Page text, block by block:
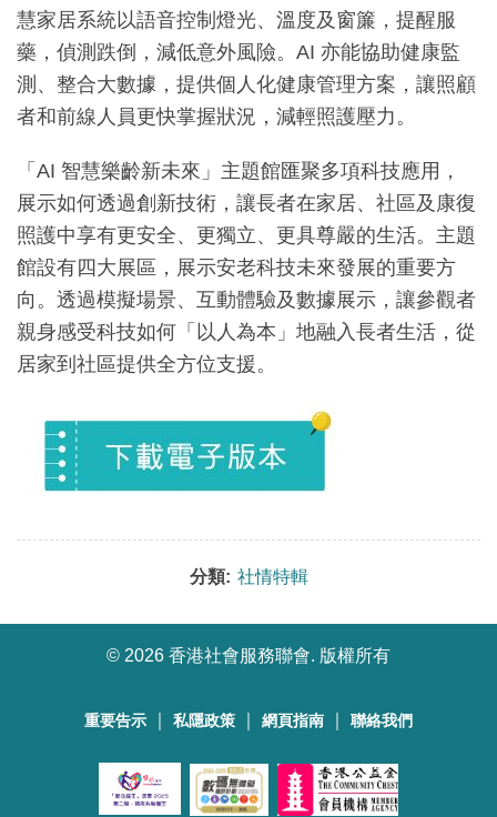
慧家居系統以語音控制燈光、溫度及窗簾，提醒服
藥，偵測跌倒，減低意外風險。AI 亦能協助健康監
測、整合大數據，提供個人化健康管理方案，讓照顧
者和前線人員更快掌握狀況，減輕照護壓力。
「AI 智慧樂齡新未來」主題館匯聚多項科技應用，
展示如何透過創新技術，讓長者在家居、社區及康復
照護中享有更安全、更獨立、更具尊嚴的生活。主題
館設有四大展區，展示安老科技未來發展的重要方
向。透過模擬場景、互動體驗及數據展示，讓參觀者
親身感受科技如何「以人為本」地融入長者生活，從
居家到社區提供全方位支援。
分類: 社情特輯
© 2026 香港社會服務聯會. 版權所有
重要告示 私隱政策 網頁指南 聯絡我們